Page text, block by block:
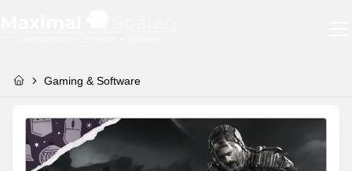
Gaming & Software